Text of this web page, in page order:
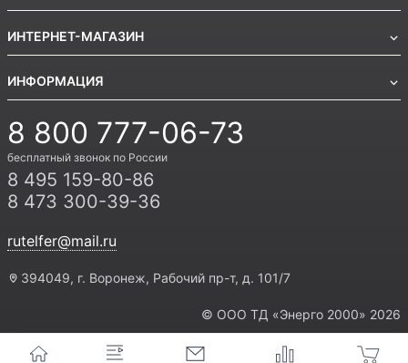
ИНТЕРНЕТ-МАГАЗИН
ИНФОРМАЦИЯ
8 800 777-06-73
бесплатный звонок по России
8 495 159-80-86
8 473 300-39-36
rutelfer@mail.ru
394049, г. Воронеж, Рабочий пр-т, д. 101/7
© ООО ТД «Энерго 2000» 2026